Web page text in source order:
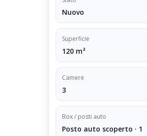
e confortevoli nel cuore
disposizione.
Nuovo
Superficie
120 m²
Camere
3
Box / posti auto
Posto auto scoperto · 1